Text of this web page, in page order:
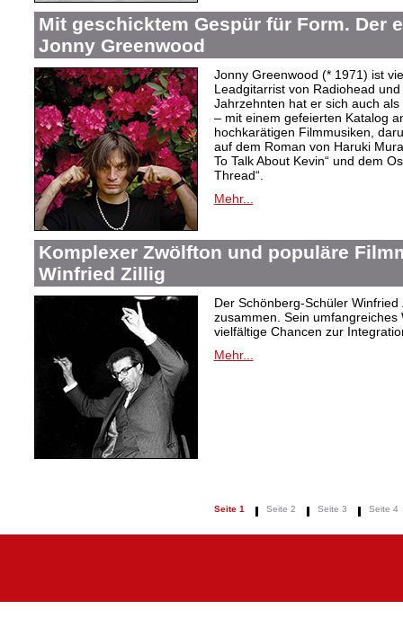
Mit geschicktem Gespür für Form. Der
Jonny Greenwood
Jonny Greenwood (* 1971) ist
Leadgitarrist von Radiohead
Jahrzehnten hat er sich auch
– mit einem gefeierten Katalog
hochkarätigen Filmmusiken,
auf dem Roman von Haruki
To Talk About Kevin“ und dem
Thread“.
Mehr...
Komplexer Zwölfton und populäre
Winfried Zillig
Der Schönberg-Schüler
zusammen. Sein
vielfältige Chancen zur
Mehr...
Seite 1 Seite 2 Seite 3 Seite 4